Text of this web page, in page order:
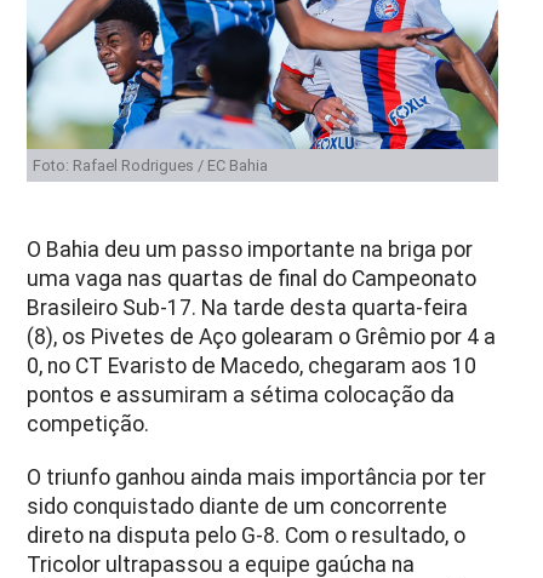
Foto: Rafael Rodrigues / EC Bahia
O Bahia deu um passo importante na briga por
uma vaga nas quartas de final do Campeonato
Brasileiro Sub-17. Na tarde desta quarta-feira
(8), os Pivetes de Aço golearam o Grêmio por 4 a
0, no CT Evaristo de Macedo, chegaram aos 10
pontos e assumiram a sétima colocação da
competição.
O triunfo ganhou ainda mais importância por ter
sido conquistado diante de um concorrente
direto na disputa pelo G-8. Com o resultado, o
Tricolor ultrapassou a equipe gaúcha na